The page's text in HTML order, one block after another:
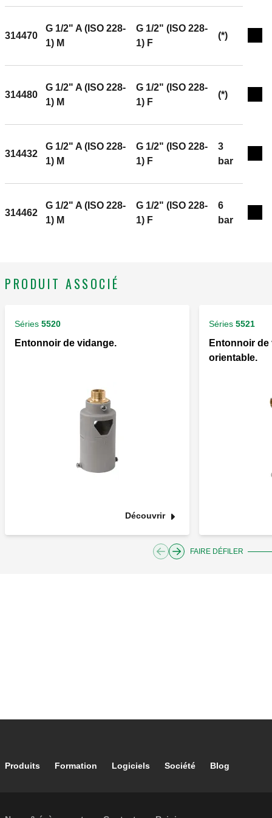
314470
G 1/2" A (ISO 228-
1) M
G 1/2" (ISO 228-
1) F
(*)
314480
G 1/2" A (ISO 228-
1) M
G 1/2" (ISO 228-
1) F
(*)
314432
G 1/2" A (ISO 228-
1) M
G 1/2" (ISO 228-
1) F
3
bar
314462
G 1/2" A (ISO 228-
1) M
G 1/2" (ISO 228-
1) F
6
bar
PRODUIT ASSOCIÉ
Séries 5520
Entonnoir de vidange.
Découvrir
Séries 5521
Entonnoir
orientable.
FAIRE DÉFILER
Footer main navigation
Produits Formation Logiciels Société Blog